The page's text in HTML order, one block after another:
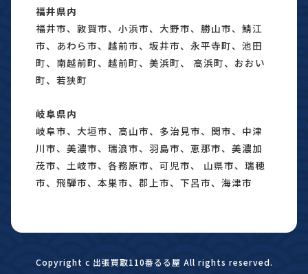
福井県内
福井市、敦賀市、小浜市、大野市、勝山市、鯖江
市、あわら市、越前市、坂井市、永平寺町、池田
町、南越前町、越前町、美浜町、 高浜町、おおい
町、若狭町
岐阜県内
岐阜市、大垣市、高山市、多治見市、関市、中津
川市、美濃市、瑞浪市、羽島市、恵那市、美濃加
茂市、土岐市、各務原市、可児市、 山県市、瑞穂
市、飛騨市、本巣市、郡上市、下呂市、海津市
Copyright c 出張買取110番るる屋 All rights reserved.